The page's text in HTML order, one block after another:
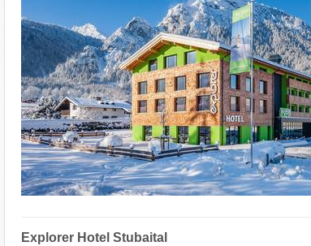
Explorer Hotel Stubaital